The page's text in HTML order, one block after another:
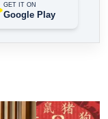
GET IT ON
Google Play